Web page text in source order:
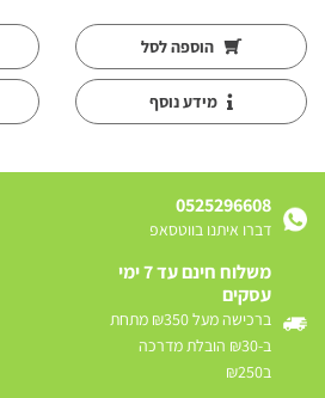
הוספה לסל
מידע נוסף
0525296608
דברו איתנו בווטסאפ
משלוח חינם עד 7 ימי
עסקים
ברכישה מעל ₪350 מתחת
ב-₪30 הובלת מדרכה
ב₪250